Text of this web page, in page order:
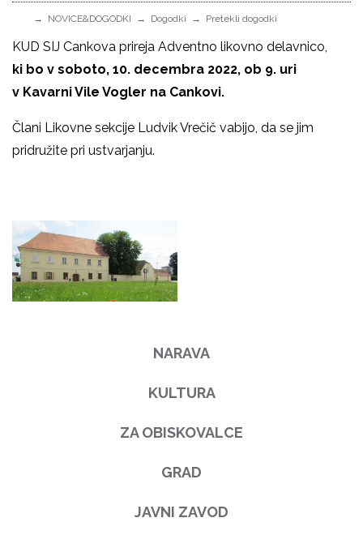
NOVICE&DOGODKI Dogodki Pretekli dogodki
KUD SIJ Cankova prireja Adventno likovno delavnico,
ki bo v soboto, 10. decembra 2022, ob 9. uri
v Kavarni Vile Vogler na Cankovi.
Člani Likovne sekcije Ludvik Vrečič vabijo, da se jim
pridružite pri ustvarjanju.
NARAVA
KULTURA
ZA OBISKOVALCE
GRAD
JAVNI ZAVOD